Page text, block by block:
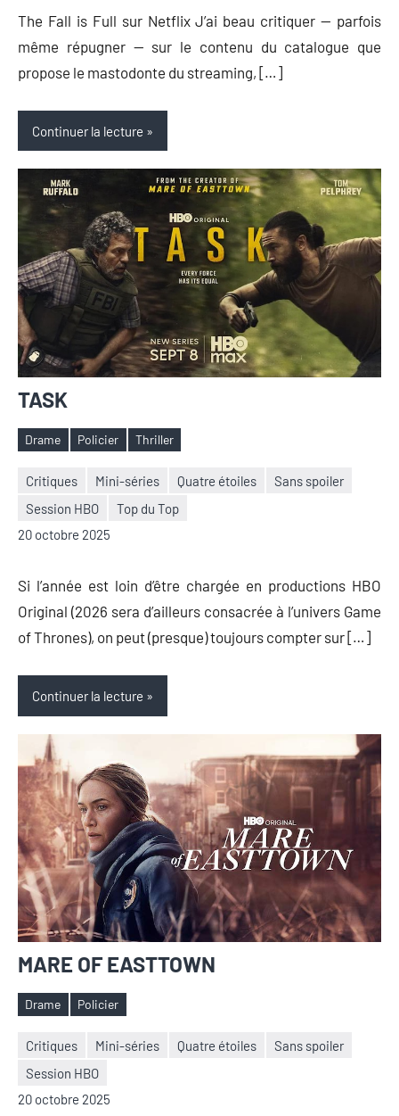
The Fall is Full sur Netflix J’ai beau critiquer — parfois
même répugner — sur le contenu du catalogue que
propose le mastodonte du streaming, […]
Continuer la lecture
TASK
Étiquettes
Drame Policier Thriller
Critiques Mini-séries Quatre étoiles
Sans spoiler
Session HBO
Top du Top
20 octobre 2025
Nicolas
Auger
commentaire
Si l’année est loin d’être chargée en productions HBO
Original (2026 sera d’ailleurs consacrée à l’univers Game
of Thrones), on peut (presque) toujours compter sur […]
Continuer la lecture
MARE OF EASTTOWN
Étiquettes
Drame Policier
Critiques Mini-séries Quatre étoiles
Sans spoiler
Session HBO
20 octobre 2025
Nicolas
Auger
commentaire